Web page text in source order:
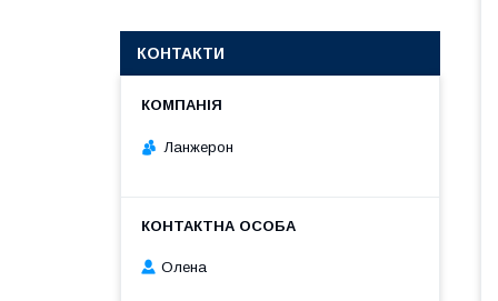
КОНТАКТИ
Ланжерон
Олена